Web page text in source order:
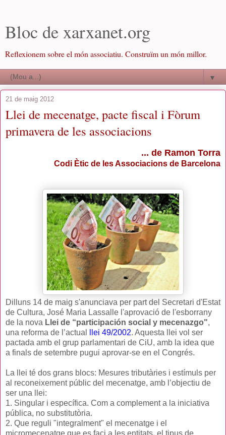
Bloc de xarxanet.org
Reflexionem sobre el món associatiu. Construïm un món millor.
▼
21 de maig 2012
Llei de mecenatge, pacte fiscal i Fòrum
primavera de les associacions
... de Ramon Torra
Codi Ètic de les Associacions de Barcelona
Dilluns 14 de maig s'anunciava per part del Secretari d'Estat
de Cultura, José Maria Lassalle l'aprovació de l'esborrany
de la nova Llei de “participación social y mecenazgo",
una reforma de l’actual
llei 49/2002. Aquesta llei vol ser
pactada amb el grup parlamentari de CiU, amb la idea que
a finals de setembre pugui aprovar-se en el Congrés.
La llei té dos grans blocs: Mesures tributàries i estímuls per
al reconeixement públic del mecenatge, amb l’objectiu de
ser una llei:
1. Singular i específica. Com a complement a la iniciativa
pública, no substitutòria.
2. Que reguli "integralment" el mecenatge i el
micromecenatge que es faci a les entitats, el tipus de